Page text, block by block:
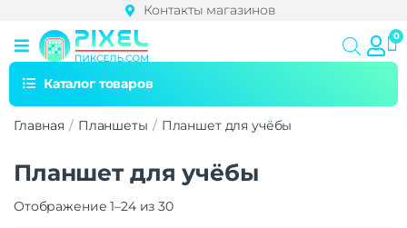
Контакты магазинов
Каталог товаров
Главная Планшеты Планшет для учёбы
Планшет для учёбы
Отображение 1–24 из 30